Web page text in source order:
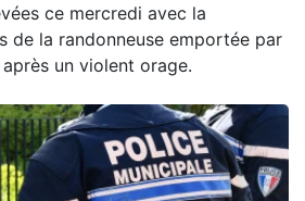
ce mercredi avec la
de la randonneuse emportée par
un violent orage.